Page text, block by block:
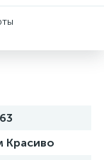
Красиво